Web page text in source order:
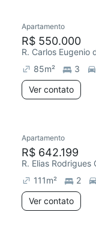
Redecorar
Apartamento
R$ 550.000
85m² 3
Ver contato
Chegou este mês
Apartamento
R$ 642.199
R. Elias Rodrigues
111m² 2
Ver contato